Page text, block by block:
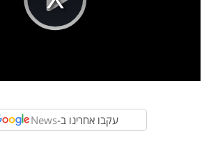
Play
Video
עקבו אחרינו ב-News